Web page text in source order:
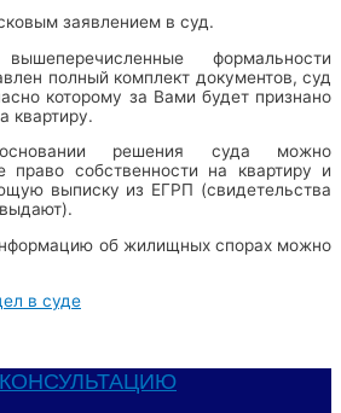
заявлением в суд.
формальности
полный комплект документов, суд
которому за Вами будет признано
квартиру.
решения суда можно
право собственности на квартиру и
выписку из ЕГРП (свидетельства
об жилищных спорах можно
в суде